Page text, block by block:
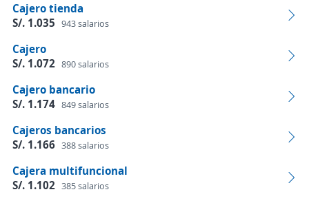
Cajero tienda
S/. 1.035 943 salarios
Cajero
S/. 1.072 890 salarios
Cajero bancario
S/. 1.174 849 salarios
Cajeros bancarios
S/. 1.166 388 salarios
Cajera multifuncional
S/. 1.102 385 salarios